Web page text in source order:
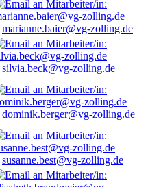
marianne.baier@vg-zolling.de
silvia.beck@vg-zolling.de
dominik.berger@vg-zolling.de
susanne.best@vg-zolling.de